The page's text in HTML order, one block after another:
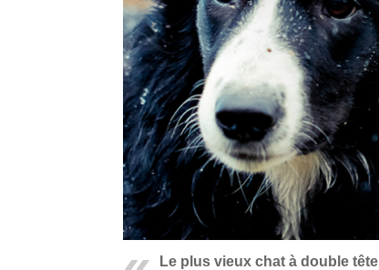
Le plus vieux chat à double tête